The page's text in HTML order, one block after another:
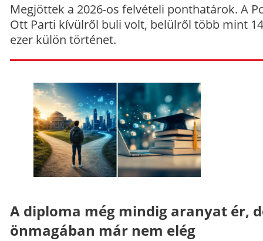
Megjöttek a 2026-os felvételi ponthatárok. A
Ott Parti kívülről buli volt, belülről több mint
ezer külön történet.
A diploma még mindig aranyat ér,
önmagában már nem elég